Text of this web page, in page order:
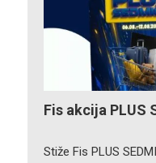
Fis akcija PLUS
Stiže Fis PLUS